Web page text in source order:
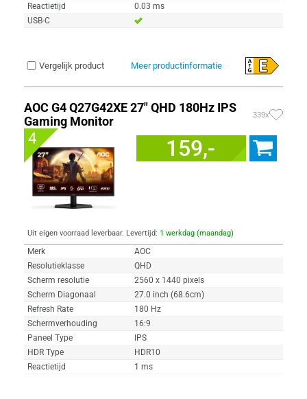
Reactietijd
0.03 ms
USB-C
Vergelijk product Meer productinformatie
AOC G4 Q27G42XE 27" QHD 180Hz IPS
Gaming Monitor
339x
4 159,-
Uit eigen voorraad leverbaar. Levertijd: 1 werkdag (maandag)
Merk
AOC
Resolutieklasse
QHD
Scherm resolutie
2560 x 1440 pixels
Scherm Diagonaal
27.0 inch (68.6cm)
Refresh Rate
180 Hz
Schermverhouding
16:9
Paneel Type
IPS
HDR Type
HDR10
Reactietijd
1 ms